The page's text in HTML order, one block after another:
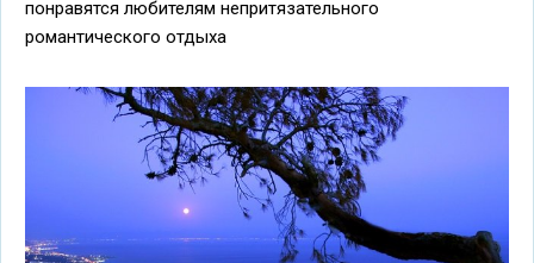
понравятся любителям непритязательного
романтического отдыха